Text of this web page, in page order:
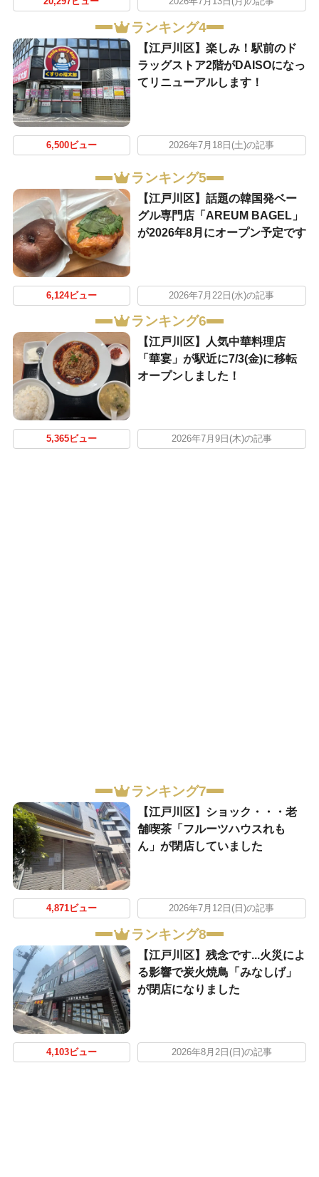
ランキング4
【江戸川区】楽しみ！駅前のド
ラッグストア2階がDAISOになっ
てリニューアルします！
6,500ビュー 2026年7月18日(土)の記事
ランキング5
【江戸川区】話題の韓国発ベー
グル専門店「AREUM BAGEL」
が2026年8月にオープン予定です
6,124ビュー 2026年7月22日(水)の記事
ランキング6
【江戸川区】人気中華料理店
「華宴」が駅近に7/3(金)に移転
オープンしました！
5,365ビュー 2026年7月9日(木)の記事
ランキング7
【江戸川区】ショック・・・老
舗喫茶「フルーツハウスれも
ん」が閉店していました
4,871ビュー 2026年7月12日(日)の記事
ランキング8
【江戸川区】残念です...火災によ
る影響で炭火焼鳥「みなしげ」
が閉店になりました
4,103ビュー 2026年8月2日(日)の記事